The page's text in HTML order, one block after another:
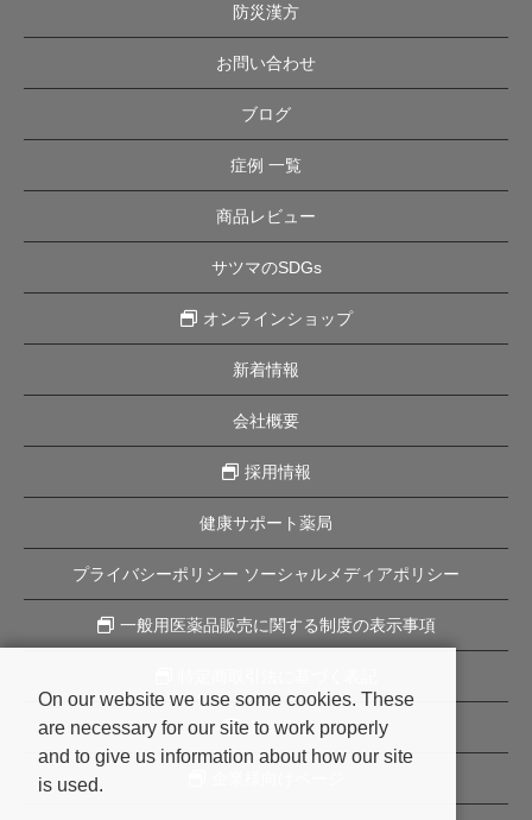
防災漢方
お問い合わせ
ブログ
症例 一覧
商品レビュー
サツマのSDGs
オンラインショップ
新着情報
会社概要
採用情報
健康サポート薬局
プライバシーポリシー ソーシャルメディアポリシー
一般用医薬品販売に関する制度の表示事項
企業理念
On our website we use some cookies. These
are necessary for our site to work properly
and to give us information about how our site
is used.